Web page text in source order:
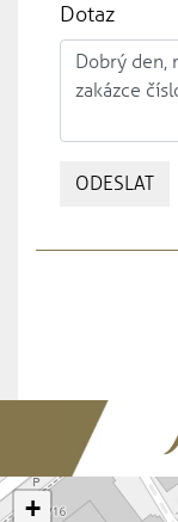
Dotaz
ODESLAT
+